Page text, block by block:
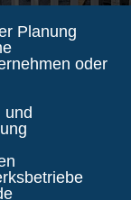
Planung
oder
und